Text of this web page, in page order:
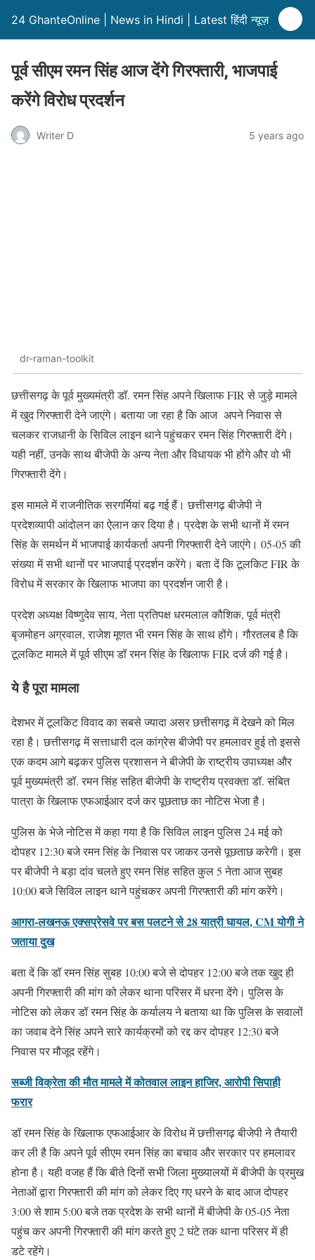
24 GhanteOnline | News in Hindi | Latest हिंदी न्यूज़
पूर्व सीएम रमन सिंह आज देंगे गिरफ्तारी, भाजपाई
करेंगे विरोध प्रदर्शन
Writer D 5 years ago
dr-raman-toolkit
छत्तीसगढ़ के पूर्व मुख्यमंत्री डॉ. रमन सिंह अपने खिलाफ FIR से जुड़े मामले
में खुद गिरफ्तारी देने जाएंगे। बताया जा रहा है कि आज अपने निवास से
चलकर राजधानी के सिविल लाइन थाने पहुंचकर रमन सिंह गिरफ्तारी देंगे।
यही नहीं, उनके साथ बीजेपी के अन्य नेता और विधायक भी होंगे और वो भी
गिरफ्तारी देंगे।
इस मामले में राजनीतिक सरगर्मियां बढ़ गई हैं। छत्तीसगढ़ बीजेपी ने
प्रदेशव्यापी आंदोलन का ऐलान कर दिया है। प्रदेश के सभी थानों में रमन
सिंह के समर्थन में भाजपाई कार्यकर्ता अपनी गिरफ्तारी देने जाएंगे। 05-05 की
संख्या में सभी थानों पर भाजपाई प्रदर्शन करेंगे। बता दें कि टूलकिट FIR के
विरोध में सरकार के खिलाफ भाजपा का प्रदर्शन जारी है।
प्रदेश अध्यक्ष विष्णुदेव साय, नेता प्रतिपक्ष धरमलाल कौशिक, पूर्व मंत्री
बृजमोहन अग्रवाल, राजेश मूणत भी रमन सिंह के साथ होंगे। गौरतलब है कि
टूलकिट मामले में पूर्व सीएम डॉ रमन सिंह के खिलाफ FIR दर्ज की गई है।
ये है पूरा मामला
देशभर में टूलकिट विवाद का सबसे ज्यादा असर छत्तीसगढ़ में देखने को मिल
रहा है। छत्तीसगढ़ में सत्ताधारी दल कांग्रेस बीजेपी पर हमलावर हुई तो इससे
एक कदम आगे बढ़कर पुलिस प्रशासन ने बीजेपी के राष्ट्रीय उपाध्यक्ष और
पूर्व मुख्यमंत्री डॉ. रमन सिंह सहित बीजेपी के राष्ट्रीय प्रवक्ता डॉ. संबित
पात्रा के खिलाफ एफआईआर दर्ज कर पूछताछ का नोटिस भेजा है।
पुलिस के भेजे नोटिस में कहा गया है कि सिविल लाइन पुलिस 24 मई को
दोपहर 12:30 बजे रमन सिंह के निवास पर जाकर उनसे पूछताछ करेगी। इस
पर बीजेपी ने बड़ा दांव चलते हुए रमन सिंह सहित कुल 5 नेता आज सुबह
10:00 बजे सिविल लाइन थाने पहुंचकर अपनी गिरफ्तारी की मांग करेंगे।
आगरा-लखनऊ एक्सप्रेसवे पर बस पलटने से 28 यात्री घायल, CM योगी ने
जताया दुख
बता दें कि डॉ रमन सिंह सुबह 10:00 बजे से दोपहर 12:00 बजे तक खुद ही
अपनी गिरफ्तारी की मांग को लेकर थाना परिसर में धरना देंगे। पुलिस के
नोटिस को लेकर डॉ रमन सिंह के कर्यालय ने बताया था कि पुलिस के सवालों
का जवाब देने सिंह अपने सारे कार्यक्रमों को रद्द कर दोपहर 12:30 बजे
निवास पर मौजूद रहेंगे।
सब्जी विक्रेता की मौत मामले में कोतवाल लाइन हाजिर, आरोपी सिपाही
फरार
डॉ रमन सिंह के खिलाफ एफआईआर के विरोध में छत्तीसगढ़ बीजेपी ने तैयारी
कर ली है कि अपने पूर्व सीएम रमन सिंह का बचाव और सरकार पर हमलावर
होना है। यही वजह हैं कि बीते दिनों सभी जिला मुख्यालयों में बीजेपी के प्रमुख
नेताओं द्वारा गिरफ्तारी की मांग को लेकर दिए गए धरने के बाद आज दोपहर
3:00 से शाम 5:00 बजे तक प्रदेश के सभी थानों में बीजेपी के 05-05 नेता
पहुंच कर अपनी गिरफ्तारी की मांग करते हुए 2 घंटे तक थाना परिसर में ही
डटे रहेंगे।